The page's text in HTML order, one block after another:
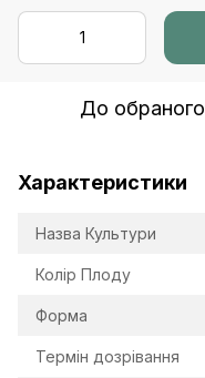
До обраного
Характеристики
Назва Культури
Колір Плоду
Форма
Термін дозрівання